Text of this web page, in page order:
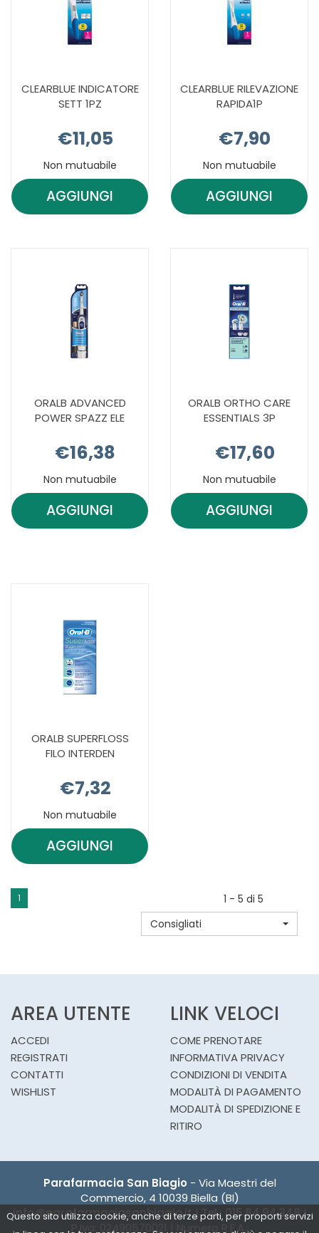
Questo sito utilizza cookie, anche di terze parti, per proporti servizi
CLEARBLUE INDICATORE
SETT 1PZ
€11,05
Non mutuabile
AGGIUNGIAGGIUNGI CLEARBLUE
CARRELLO
CLEARBLUE RILEVAZIONE
RAPIDA1P
€7,90
Non mutuabile
AGGIUNGI
AGGIUNGI
ORALB ADVANCED
POWER SPAZZ ELE
€16,38
Non mutuabile
AGGIUNGIAGGIUNGI ORALB
CARRELLO
ORALB ORTHO CARE
ESSENTIALS 3P
€17,60
Non mutuabile
AGGIUNGIAGGIUNGI
ORALB SUPERFLOSS
FILO INTERDEN
€7,32
Non mutuabile
AGGIUNGIAGGIUNGI ORALB
INTERDEN AL
CARRELLO
1
1 - 5 di 5
Consigliati
AREA UTENTE
ACCEDI
REGISTRATI
CONTATTI
WISHLIST
LINK VELOCI
COME PRENOTARE
INFORMATIVA PRIVACY
CONDIZIONI DI VENDITA
MODALITÀ DI PAGAMENTO
MODALITÀ DI SPEDIZIONE E
RITIRO
Parafarmacia San Biagio - Via Maestri del
Commercio, 4 10039 Biella (BI)
info@parafarmaciasanbiagio.it|Tel.: 015.84.94.348|
P.Iva: 02490570021 | Numero R.E.A.: